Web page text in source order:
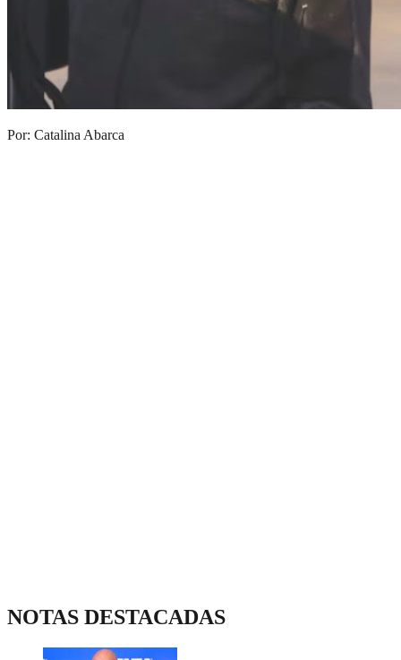
Por: Catalina Abarca
NOTAS DESTACADAS